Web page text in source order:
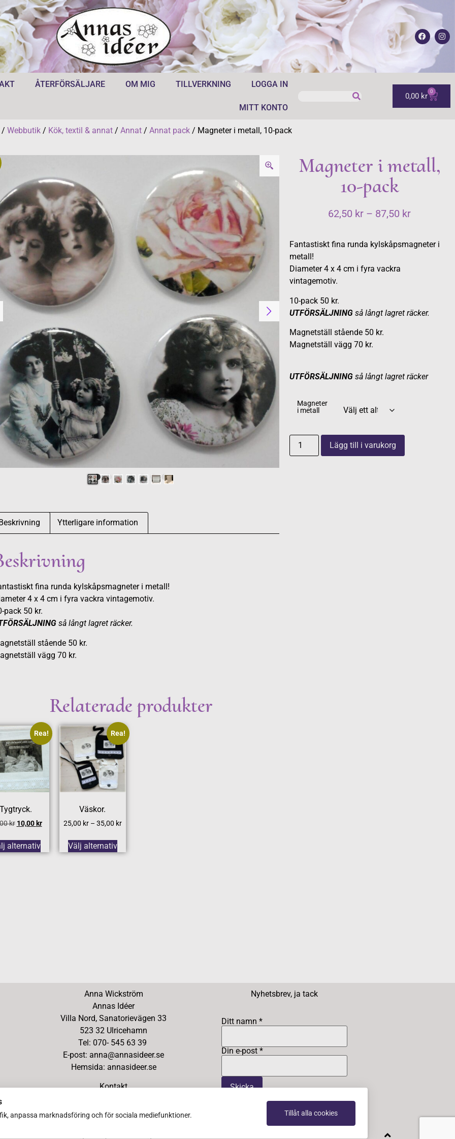
ÅTERFÖRSÄLJARE OM MIG TILLVERKNING LOGGA IN
MITT KONTO
0,00 kr 0
/ Webbutik/ Kök, textil & annat/ Annat/ Annat pack/ Magneter i metall, 10-pack
Beskrivning Ytterligare information
fina runda kylskåpsmagneter i metall!
4 x 4 cm i fyra vackra vintagemotiv.
pack 50 kr.
så långt lagret räcker.
stående 50 kr.
vägg 70 kr.
Relaterade produkter
Rea!
Tygtryck.
kr 10,00 kr
alternativ
Rea!
Väskor.
25,00 kr – 35,00 kr
Välj alternativ
Magneter i metall,
10-pack
62,50 kr – 87,50 kr
Fantastiskt fina runda kylskåpsmagneter i
metall!
Diameter 4 x 4 cm i fyra vackra
vintagemotiv.
10-pack 50 kr.
UTFÖRSÄLJNING så långt lagret räcker.
Magnetställ stående 50 kr.
Magnetställ vägg 70 kr.
UTFÖRSÄLJNING så långt lagret räcker
Magneter
i metall
Lägg till i varukorg
Anna Wickström
Annas Idéer
Villa Nord, Sanatorievägen 33
523 32 Ulricehamn
Tel: 070- 545 63 39
E-post: anna@annasideer.se
Hemsida: annasideer.se
Kontakt
Copyright Ⓒ 2026 Annas Idéer – All Rights Reserved
Nyhetsbrev, ja tack
Ditt namn *
Din e-post *
anpassa marknadsföring och för sociala mediefunktioner.
Tillåt alla cookies